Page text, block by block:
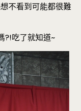
不看到可能都很難
?!吃了就知道~